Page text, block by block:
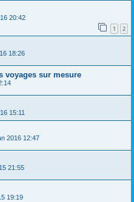
20:42
1 2
18:26
voyages sur mesure
15:11
2016 12:47
21:55
19:19